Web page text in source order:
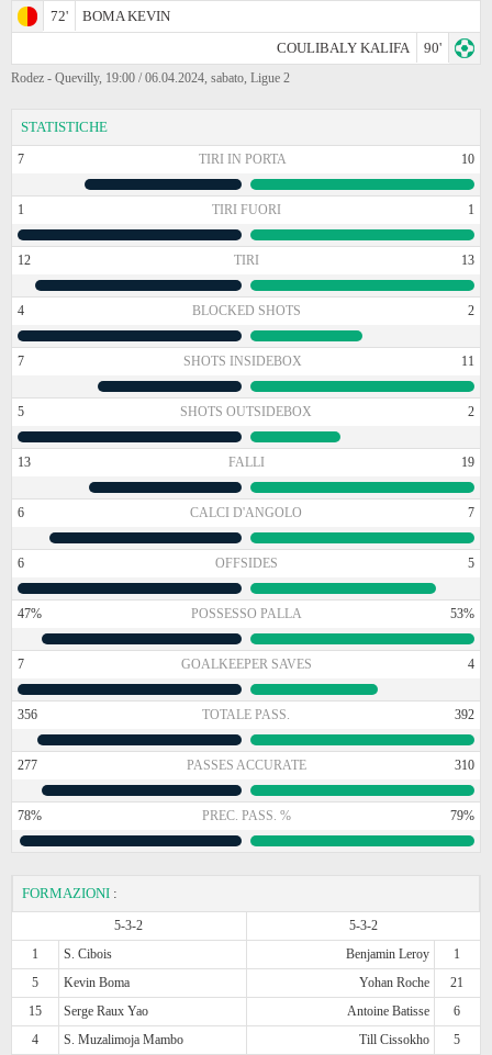
72'
BOMA KEVIN
COULIBALY KALIFA
90'
Rodez - Quevilly, 19:00 / 06.04.2024, sabato, Ligue 2
STATISTICHE
7 TIRI IN PORTA 10
1 TIRI FUORI 1
12 TIRI 13
4 BLOCKED SHOTS 2
7 SHOTS INSIDEBOX 11
5 SHOTS OUTSIDEBOX 2
13 FALLI 19
6 CALCI D'ANGOLO 7
6 OFFSIDES 5
47% POSSESSO PALLA 53%
7 GOALKEEPER SAVES 4
356 TOTALE PASS. 392
277 PASSES ACCURATE 310
78% PREC. PASS. % 79%
FORMAZIONI :
5-3-2
5-3-2
1
S. Cibois Benjamin Leroy
1
5
Kevin Boma Yohan Roche
21
15
Serge Raux Yao Antoine Batisse
6
4
S. Muzalimoja Mambo Till Cissokho
5